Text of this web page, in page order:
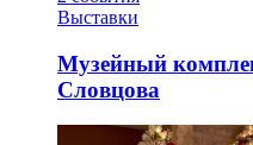
Выставки
Музейный
Словцова